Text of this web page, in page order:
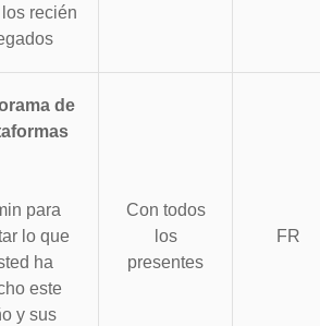
recién
de
para
lo que
ha
este
y sus
Con todos
los
presentes
FR